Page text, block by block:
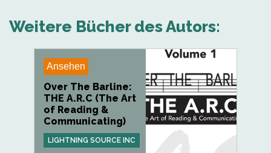
Weitere Bücher des Autors:
Ansehen
Over The Barline:
THE A.R.C (The Art
of Reading &
Communicating)
LIGHTNING SOURCE INC